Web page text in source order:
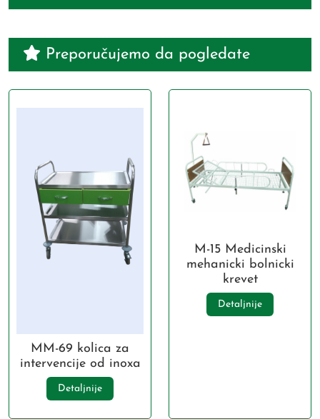
Preporučujemo da pogledate
MM-69 kolica za
intervencije od inoxa
Detaljnije
M-15 Medicinski
mehanicki bolnicki
krevet
Detaljnije